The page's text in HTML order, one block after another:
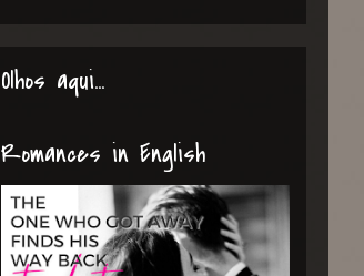
Olhos aqui...
Romances in English